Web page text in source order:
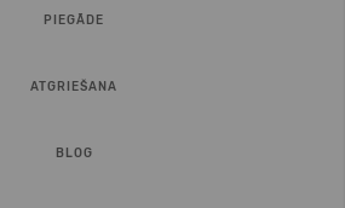
PIEGĀDE
ATGRIEŠANA
BLOG